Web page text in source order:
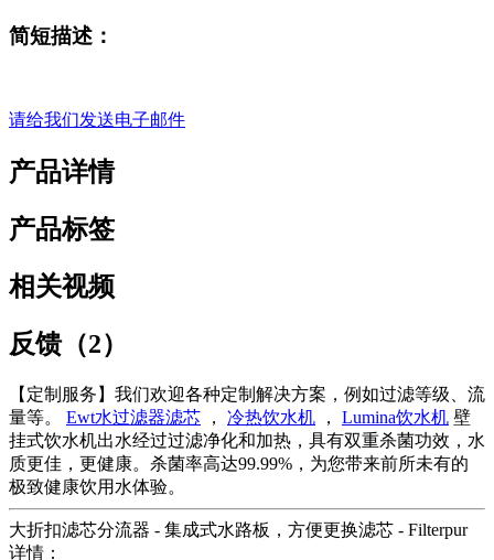
简短描述：
请给我们发送电子邮件
产品详情
产品标签
相关视频
反馈（2）
【定制服务】我们欢迎各种定制解决方案，例如过滤等级、流
量等。 Ewt水过滤器滤芯 ， 冷热饮水机 ， Lumina饮水机 壁
挂式饮水机出水经过过滤净化和加热，具有双重杀菌功效，水
质更佳，更健康。杀菌率高达99.99%，为您带来前所未有的
极致健康饮用水体验。
大折扣滤芯分流器 - 集成式水路板，方便更换滤芯 - Filterpur
详情：